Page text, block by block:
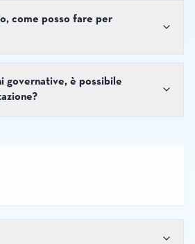
come posso fare per
governative, è possibile